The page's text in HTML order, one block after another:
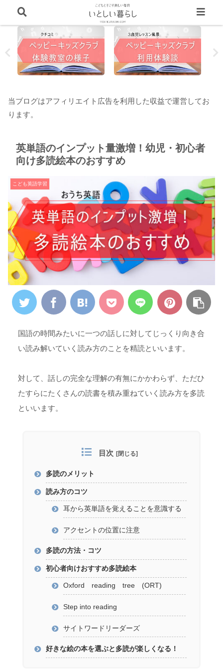
当ブログはアフィリエイト広告を利用した収益で運営してお
ります。
英単語のインプット量激増！幼児・初心者
向け多読絵本のおすすめ
こども英語学習
国語の時間みたいに一つの話しに対してじっくり向き合
い読み解いていく読み方のことを精読といいます。
対して、話しの完全な理解の有無にかかわらず、ただひ
たすらにたくさんの読書を積み重ねていく読み方を多読
といいます。
目次
多読のメリット
読み方のコツ
耳から英単語を覚えることを意識する
アクセントの位置に注意
多読の方法・コツ
初心者向けおすすめ多読絵本
Oxford reading tree (ORT)
Step into reading
サイトワードリーダーズ
好きな絵の本を選ぶと多読が楽しくなる！